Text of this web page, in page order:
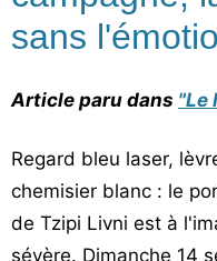
sans
Article paru dans "Le
Regard bleu laser,
chemisier blanc : le
de Tzipi Livni est à
sévère. Dimanche 14